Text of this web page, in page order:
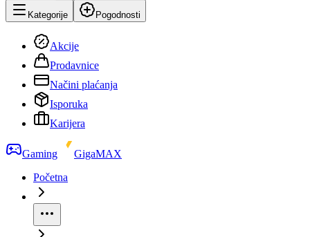
Kategorije Pogodnosti
Akcije
Prodavnice
Načini plaćanja
Isporuka
Karijera
Gaming
GigaMAX
Početna